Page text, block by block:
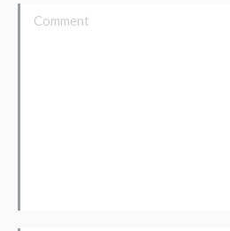
Comment